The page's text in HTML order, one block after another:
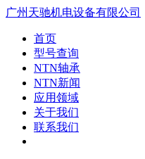
广州天驰机电设备有限公司
首页
型号查询
NTN轴承
NTN新闻
应用领域
关于我们
联系我们